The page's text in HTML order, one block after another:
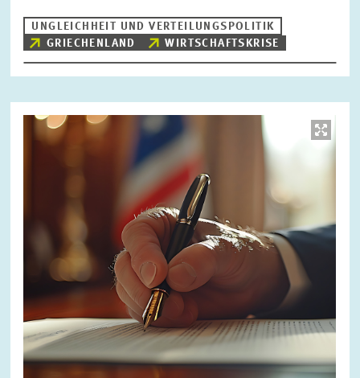
UNGLEICHHEIT UND VERTEILUNGSPOLITIK
GRIECHENLAND
WIRTSCHAFTSKRISE
Bild
öffnet